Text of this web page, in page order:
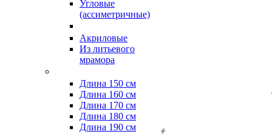
Угловые
(ассиметричные)
Акриловые
Из литьевого
мрамора
Длина 150 см
Длина 160 см
Длина 170 см
Длина 180 см
Длина 190 см